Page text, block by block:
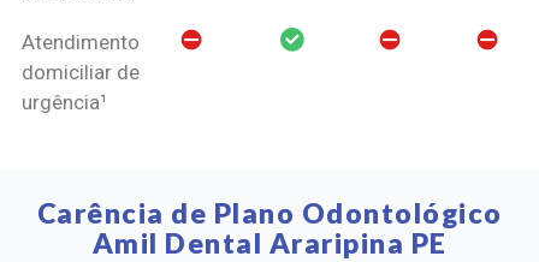
Atendimento
domiciliar de
urgência¹
Carência de Plano Odontológico
Amil Dental Araripina PE